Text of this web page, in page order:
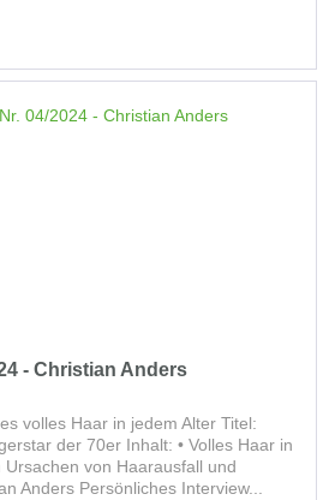
- Christian Anders
volles Haar in jedem Alter Titel:
der 70er Inhalt: • Volles Haar in
von Haarausfall und
Anders Persönliches Interview...